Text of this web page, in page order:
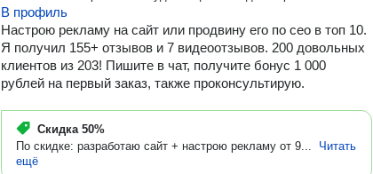
сотрудничество Тогда звоните или пишите в чат, отвечу в течение
5-30 минут!
В профиль
Настрою рекламу на сайт или продвину его по сео в топ 10.
Я получил 155+ отзывов и 7 видеоотзывов. 200 довольных
клиентов из 203! Пишите в чат, получите бонус 1 000
рублей на первый заказ, также проконсультирую.
Скидка 50%
По скидке: разработаю сайт + настрою рекламу от 9...
Читать
ещё